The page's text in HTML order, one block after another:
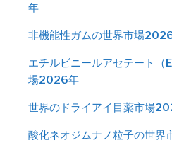
年
非機能性ガムの世界市場
エチルビニールアセテート（
場2026年
世界のドライアイ目薬市場
酸化ネオジムナノ粒子の世